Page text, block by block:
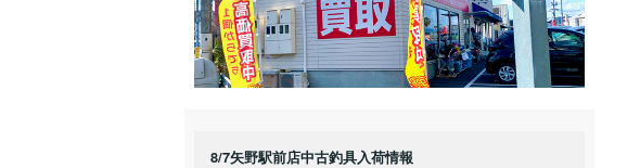
8/7矢野駅前店中古釣具入荷情報